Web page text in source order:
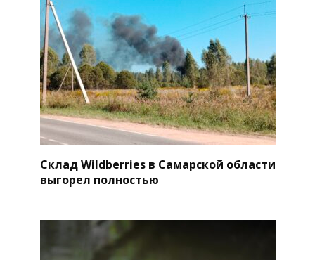
Склад Wildberries в Самарской области
выгорел полностью